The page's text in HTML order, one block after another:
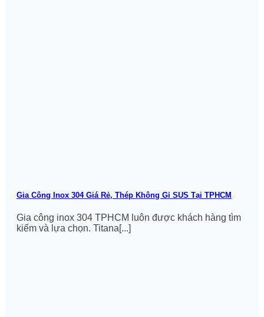
Gia Công Inox 304 Giá Rẻ, Thép Không Gỉ SUS Tại TPHCM
Gia công inox 304 TPHCM luôn được khách hàng tìm
kiếm và lựa chọn. Titana[...]